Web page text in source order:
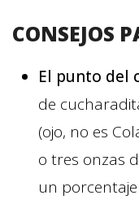
CONSEJOS
El punto del
de
(ojo, no es
o tres onzas
un